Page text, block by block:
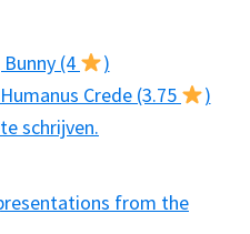
(4
)
Crede (3.75
)
schrijven.
from the